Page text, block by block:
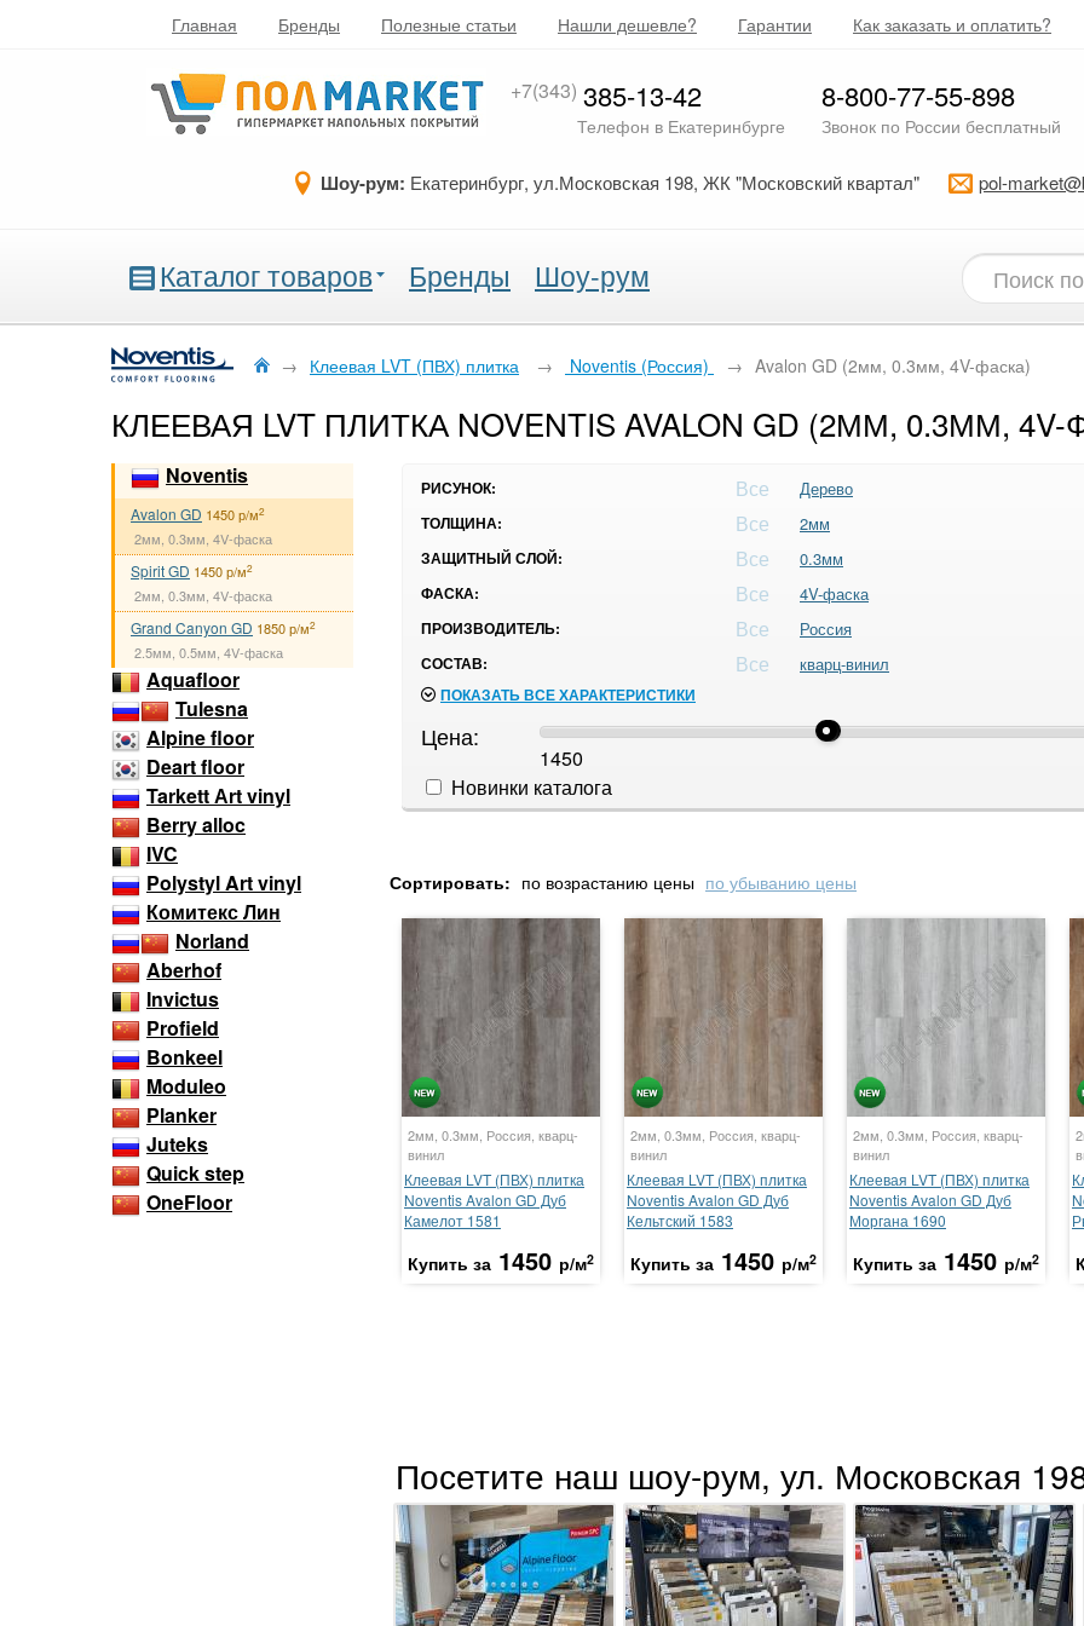
Главная Бренды Полезные статьи Нашли дешевле? Гарантии Как заказать и оплатить?
+7(343) 385-13-42
Телефон в Екатеринбурге
8-800-77-55-898
Звонок по России бесплатный
Шоу-рум: Екатеринбург, ул.Московская 198, ЖК "Московский квартал" pol-
Каталог товаров Бренды Шоу-рум
→ Клеевая LVT (ПВХ) плитка → Noventis (Россия) → Avalon GD (2мм, 0.3мм, 4V-фаска)
КЛЕЕВАЯ LVT ПЛИТКА NOVENTIS AVALON GD (2ММ, 0.3ММ,
РИСУНОК: Все Дерево
ТОЛЩИНА: Все 2мм
ЗАЩИТНЫЙ СЛОЙ: Все 0.3мм
ФАСКА: Все 4V-фаска
ПРОИЗВОДИТЕЛЬ: Все Россия
СОСТАВ: Все кварц-винил
ПОКАЗАТЬ ВСЕ ХАРАКТЕРИСТИКИ
Цена:
1450
Новинки каталога
Noventis
Avalon GD 1450 р/м2
2мм, 0.3мм, 4V-фаска
Spirit GD 1450 р/м2
2мм, 0.3мм, 4V-фаска
Grand Canyon GD 1850 р/м2
2.5мм, 0.5мм, 4V-фаска
Aquafloor
Tulesna
Alpine floor
Deart floor
Tarkett Аrt vinyl
Berry alloc
IVC
Polystyl Art vinyl
Комитекс Лин
Norland
Aberhof
Invictus
Profield
Bonkeel
Moduleo
Planker
Juteks
Quick step
OneFloor
Сортировать: по возрастанию цены по убыванию цены
2мм, 0.3мм, Россия, кварц-
винил
Клеевая LVT (ПВХ) плитка
Noventis Avalon GD Дуб
Камелот 1581
Купить за 1450 р/м2
2мм, 0.3мм, Россия, кварц-
винил
Клеевая LVT (ПВХ) плитка
Noventis Avalon GD Дуб
Кельтский 1583
Купить за 1450 р/м2
2мм, 0.3мм, Россия, кварц-
винил
Клеевая LVT (ПВХ) плитка
Noventis Avalon GD Дуб
Моргана 1690
Купить за 1450 р/м2
Посетите наш шоу-рум, ул. Московская